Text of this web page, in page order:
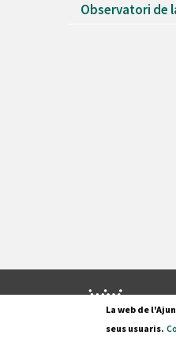
Observatori de
La web de
seus usuaris.